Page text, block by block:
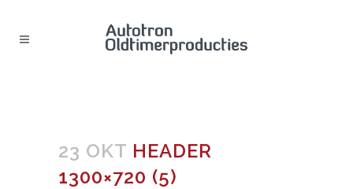
23 OKT HEADER
1300×720 (5)